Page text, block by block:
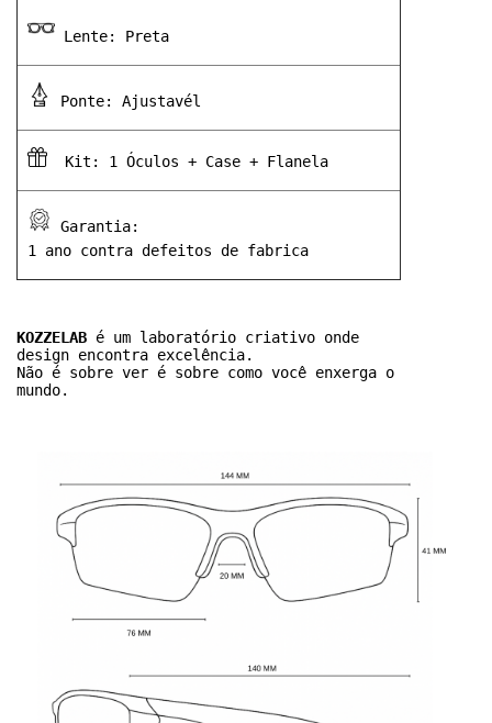
Lente: Preta
Ponte: Ajustavél
Kit: 1 Óculos + Case + Flanela
Garantia:
1 ano contra defeitos de fabrica
KOZZELAB é um laboratório criativo onde
design encontra excelência.
Não é sobre ver é sobre como você enxerga o
mundo.